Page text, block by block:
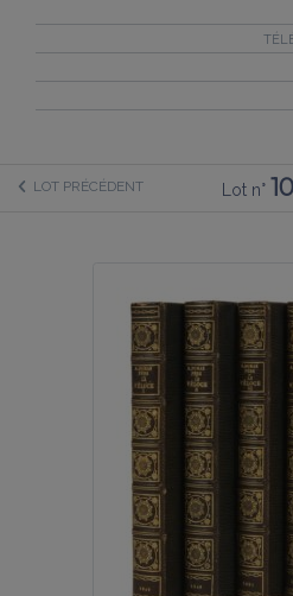
LOT PRÉCÉDENT Lot n°